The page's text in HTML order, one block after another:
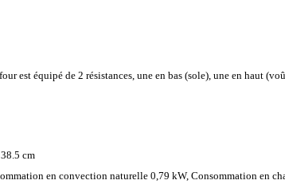
est équipé de 2 résistances, une en bas (sole), une en haut
cm
en convection naturelle 0,79 kW, Consommation en